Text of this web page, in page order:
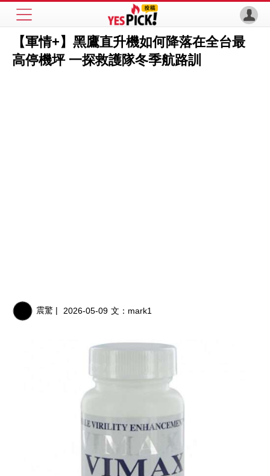
【軍情+】黑鷹直升機如何降落在全台最
高停機坪 一探救護隊冬季航路訓
震驚 | 2026-05-09 文： mark1